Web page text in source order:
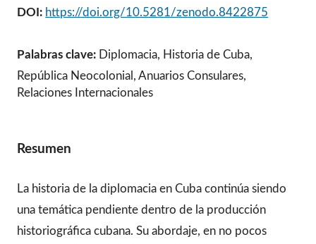
DOI: https://doi.org/10.5281/zenodo.8422875
Palabras clave: Diplomacia, Historia de Cuba,
República Neocolonial, Anuarios Consulares,
Relaciones Internacionales
Resumen
La historia de la diplomacia en Cuba continúa siendo
una temática pendiente dentro de la producción
historiográfica cubana. Su abordaje, en no pocos